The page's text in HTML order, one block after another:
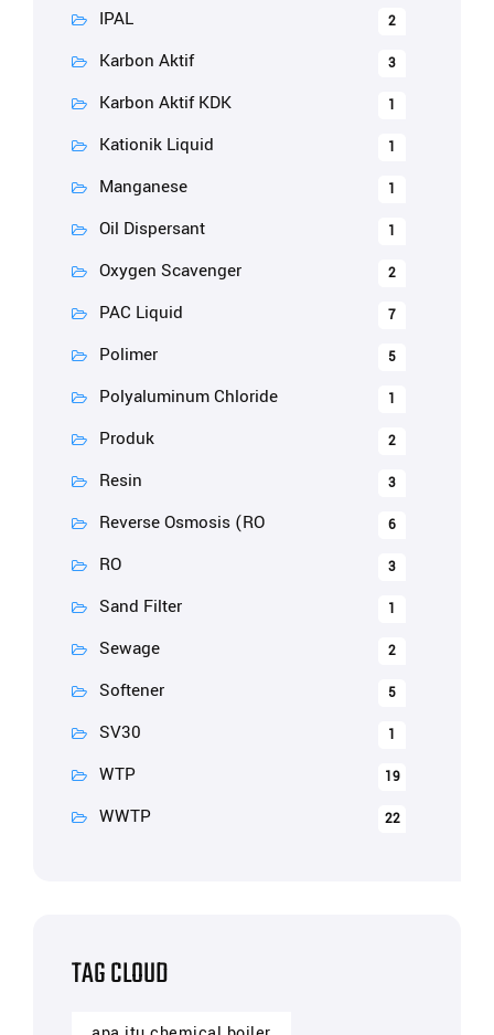
IPAL 2
Karbon Aktif 3
Karbon Aktif KDK 1
Kationik Liquid 1
Manganese 1
Oil Dispersant 1
Oxygen Scavenger 2
PAC Liquid 7
Polimer 5
Polyaluminum Chloride 1
Produk 2
Resin 3
Reverse Osmosis (RO 6
RO 3
Sand Filter 1
Sewage 2
Softener 5
SV30 1
WTP 19
WWTP 22
TAG CLOUD